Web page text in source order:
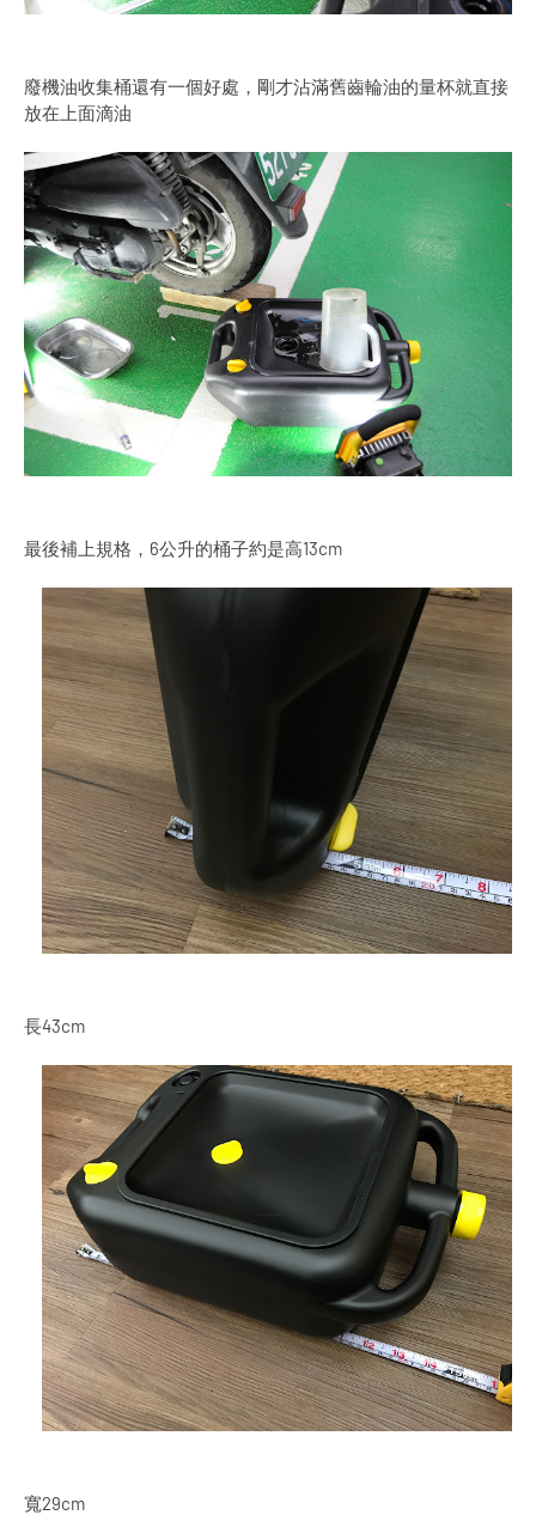
廢機油收集桶還有一個好處，剛才沾滿舊齒輪油的量杯就直接
放在上面滴油
最後補上規格，6公升的桶子約是高13cm
長43cm
寬29cm